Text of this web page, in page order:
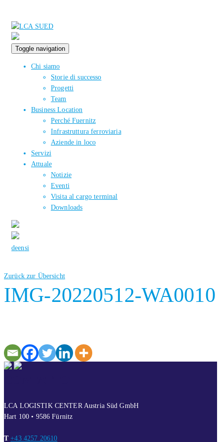
Toggle navigation
Chi siamo
Storie di successo
Progetti
Team
Business Location
Perché Fuernitz
Infrastruttura ferroviaria
Aziende in loco
Servizi
Attuale
Notizie
Eventi
Visita al cargo terminal
Downloads
deensi
Zurück zur Übersicht
IMG-20220512-WA0010
LCA LOGISTIK CENTER Austria Süd GmbH
Hart 100 • 9586 Fürnitz
T +43 4257 20610